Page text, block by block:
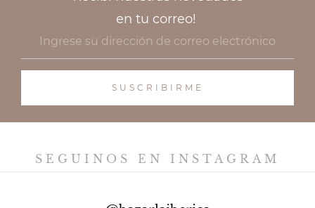
en tu correo!
SEGUINOS EN INSTAGRAM